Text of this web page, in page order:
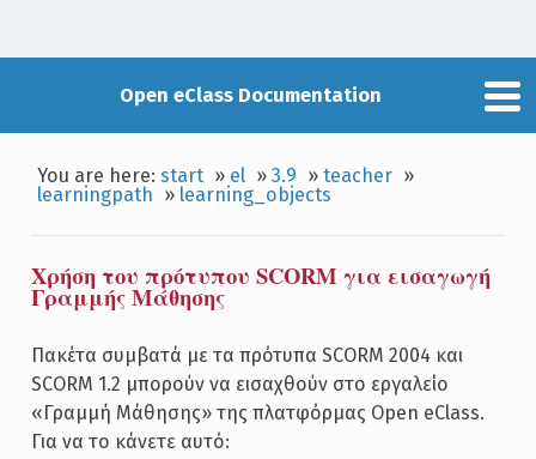
Open eClass Documentation
You are here:start » el »3.9 »teacher »
learningpath » learning_objects
Χρήση του πρότυπου SCORM για εισαγωγή
Γραμμής Μάθησης
Πακέτα συμβατά με τα πρότυπα SCORM 2004 και
SCORM 1.2 μπορούν να εισαχθούν στο εργαλείο
«Γραμμή Μάθησης» της πλατφόρμας Open eClass.
Για να το κάνετε αυτό: